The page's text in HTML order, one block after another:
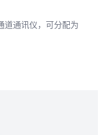
道通讯仪，可分配为